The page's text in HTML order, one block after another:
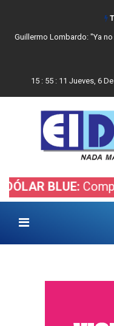
Guillermo Lombardo: "Ya
15: 55: 12 Jueves, 6
BLUE:Compra: